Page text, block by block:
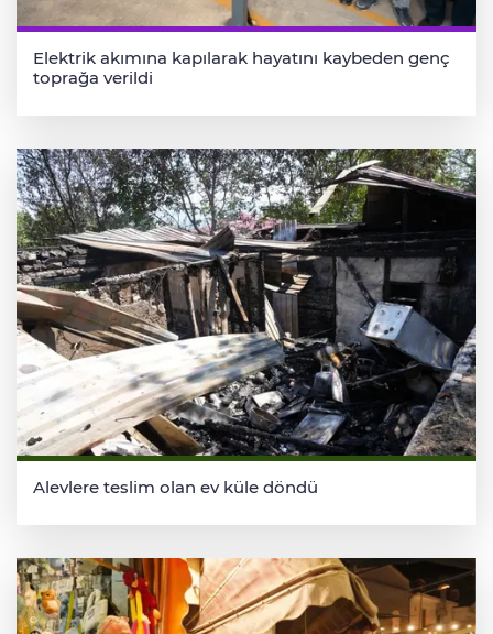
Elektrik akımına kapılarak hayatını kaybeden genç
toprağa verildi
Alevlere teslim olan ev küle döndü